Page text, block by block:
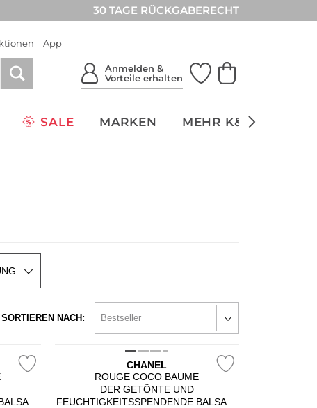
30 TAGE RÜCKGABERECHT
App
Anmelden &
Vorteile erhalten
SALE MARKEN MEHR K&Ö
SORTIEREN NACH:
CHANEL
ROUGE COCO BAUME
DER GETÖNTE UND
FEUCHTIGKEITSSPENDENDE BALSAM,